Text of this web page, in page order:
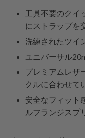
工具不要のクイ
にストラップを
洗練されたツイ
ユニバーサル
プレミアムレザ
クルに合わせて
安全なフィット
ルフランジスプ